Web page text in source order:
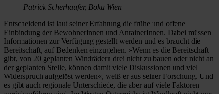
Patrick Scherhaufer, Boku Wien
Entscheidend ist laut seiner Erfahrung die frühe und offene
Einbindung der BewohnerInnen und AnrainerInnen. Dabei müssen
Informationen zur Verfügung gestellt werden und es braucht die
Bereitschaft, auf Bedenken einzugehen. »Wenn es die Bereitschaft
gibt, von 20 geplanten Windrädern drei nicht zu bauen oder nicht an
der geplanten Stelle, können damit viele Diskussionen und viel
Widerspruch aufgelöst werden«, weiß er aus seiner Forschung. Und
es gibt auch regionale Unterschiede, die aber auf viele Faktoren